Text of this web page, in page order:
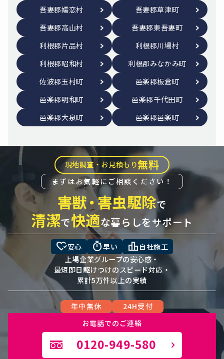
吾妻郡嬬恋村
吾妻郡草津町
吾妻郡高山村
吾妻郡東吾妻町
利根郡片品村
利根郡川場村
利根郡昭和村
利根郡みなかみ町
佐波郡玉村町
邑楽郡板倉町
邑楽郡明和町
邑楽郡千代田町
邑楽郡大泉町
邑楽郡邑楽町
現地調査・お見積もり無料
まずはお気軽にご相談ください！
害獣・害虫駆除で
清潔で快適な暮らしをサポート
heart_check安心 timer早い leaderboard 自社施工
上場企業グループの安心感・
最短即日駆けつけのスピード対応・
累計5万件以上の実績
年中無休
24H受付
お電話でのご連絡
0120-949-580